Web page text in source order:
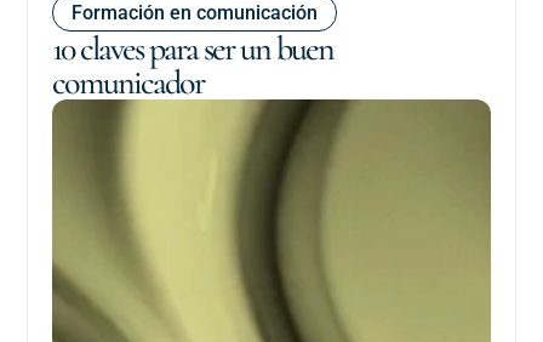
10 claves para ser un buen
comunicador
Formación en comunicación